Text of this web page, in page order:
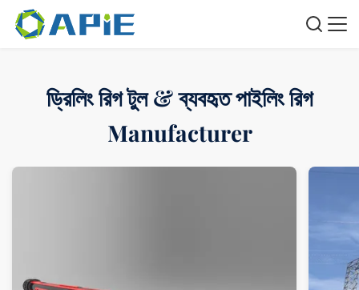
ড্রিলিং রিগ টুল & ব্যবহৃত পাইলিং রিগ
Manufacturer